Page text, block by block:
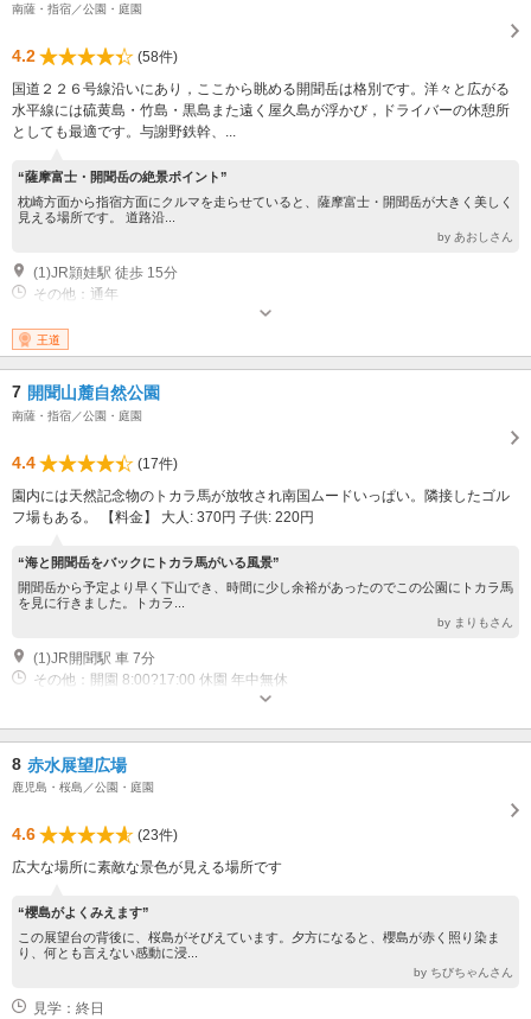
南薩・指宿／公園・庭園
4.2
(58件)
国道２２６号線沿いにあり，ここから眺める開聞岳は格別です。洋々と広がる
水平線には硫黄島・竹島・黒島また遠く屋久島が浮かび，ドライバーの休憩所
としても最適です。与謝野鉄幹、...
“薩摩富士・開聞岳の絶景ポイント”
枕崎方面から指宿方面にクルマを走らせていると、薩摩富士・開聞岳が大きく美しく
見える場所です。 道路沿...
by あおしさん
(1)JR頴娃駅 徒歩 15分
その他：通年
王道
7 開聞山麓自然公園
南薩・指宿／公園・庭園
4.4
(17件)
園内には天然記念物のトカラ馬が放牧され南国ムードいっぱい。隣接したゴル
フ場もある。 【料金】 大人: 370円 子供: 220円
“海と開聞岳をバックにトカラ馬がいる風景”
開聞岳から予定より早く下山でき、時間に少し余裕があったのでこの公園にトカラ馬
を見に行きました。トカラ...
by まりもさん
(1)JR開聞駅 車 7分
その他：開園 8:00?17:00 休園 年中無休
8 赤水展望広場
鹿児島・桜島／公園・庭園
4.6
(23件)
広大な場所に素敵な景色が見える場所です
“櫻島がよくみえます”
この展望台の背後に、桜島がそびえています。夕方になると、櫻島が赤く照り染ま
り、何とも言えない感動に浸...
by ちびちゃんさん
見学：終日